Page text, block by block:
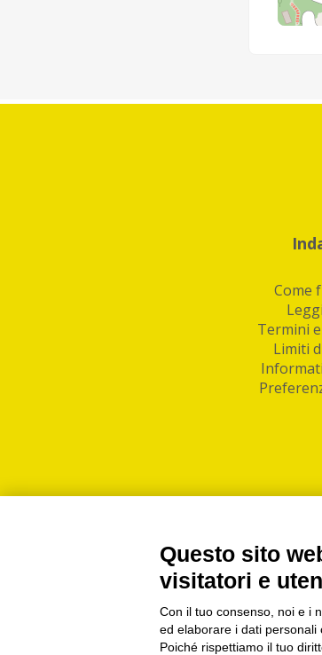
Come
Termini
Limiti
PI/
IndaBox |
Questo sito
visitatori e
Con il tuo consenso, noi e i
ed elaborare i dati personali
Poiché rispettiamo il tuo